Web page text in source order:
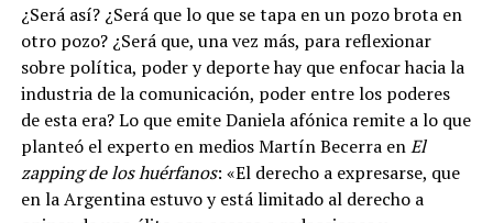
¿Será así? ¿Será que lo que se tapa en un pozo brota en
otro pozo? ¿Será que, una vez más, para reflexionar
sobre política, poder y deporte hay que enfocar hacia la
industria de la comunicación, poder entre los poderes
de esta era? Lo que emite Daniela afónica remite a lo que
planteó el experto en medios Martín Becerra enEl
zapping de los huérfanos: «El derecho a expresarse, que
en la Argentina estuvo y está limitado al derecho a